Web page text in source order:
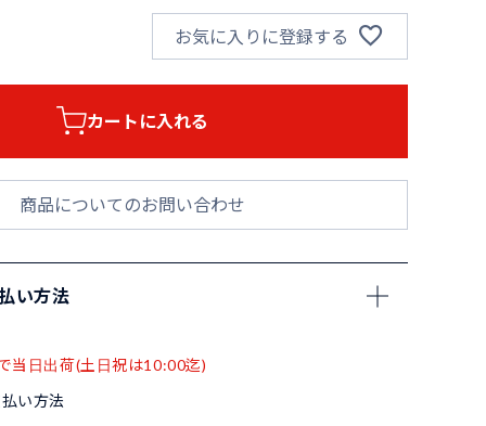
お気に入りに登録する
カートに入れる
商品についてのお問い合わせ
い方法
当日出荷(土日祝は10:00迄)
い方法